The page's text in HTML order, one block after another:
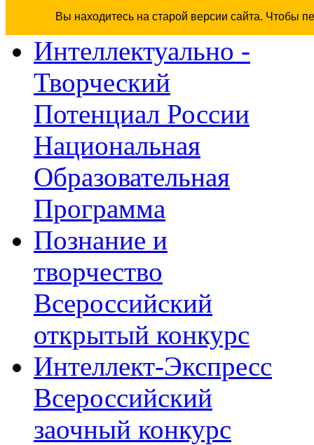
Вы находитесь на старой версии сайта. Чтобы
Интеллектуально -
Творческий
Потенциал России
Национальная
Образовательная
Программа
Познание и
творчество
Всероссийский
открытый конкурс
Интеллект-Экспресс
Всероссийский
заочный конкурс